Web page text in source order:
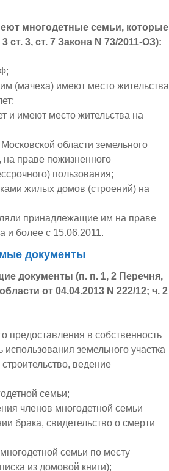
многодетные семьи, которые
3, ст. 7 Закона N 73/2011-ОЗ):
(мачеха) имеют место жительства
и имеют место жительства на
области земельного
на праве пожизненного
пользования;
жилых домов (строений) на
принадлежащие им на праве
и более с 15.06.2011.
документы
документы (п. п. 1, 2 Перечня,
от 04.04.2013 N 222/12; ч. 2
предоставления в собственность
земельного участка
ведение
семьи;
членов многодетной семьи
брака, свидетельство о смерти
семьи по месту
из домовой книги);